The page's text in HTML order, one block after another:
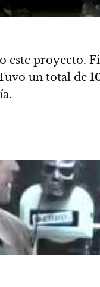
este proyecto.
un total de